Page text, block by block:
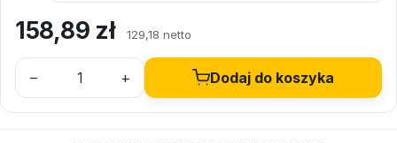
158,89 zł 129,18 netto
– + Dodaj do koszyka